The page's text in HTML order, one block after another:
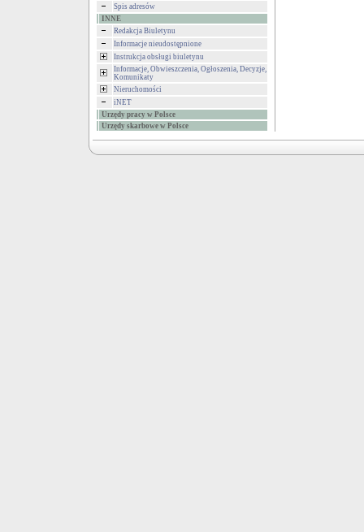
Spis adresów
INNE
Redakcja Biuletynu
Informacje nieudostępnione
Instrukcja obsługi biuletynu
Informacje, Obwieszczenia, Ogłoszenia, Decyzje,
Komunikaty
Nieruchomości
iNET
Urzędy pracy w Polsce
Urzędy skarbowe w Polsce